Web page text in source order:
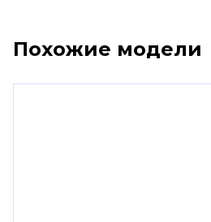
Похожие модели